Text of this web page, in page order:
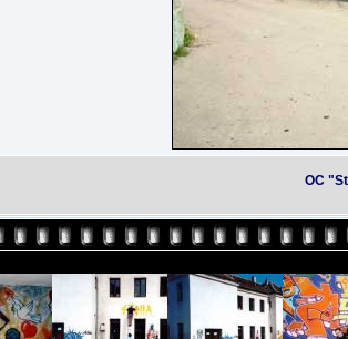
OC